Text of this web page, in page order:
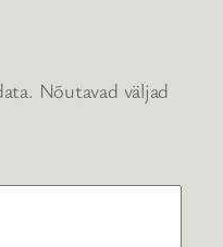
Nõutavad väljad